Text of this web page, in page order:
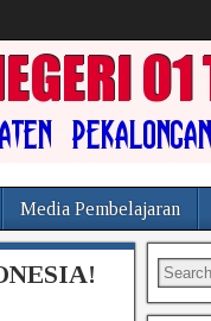
Media Pembelajaran